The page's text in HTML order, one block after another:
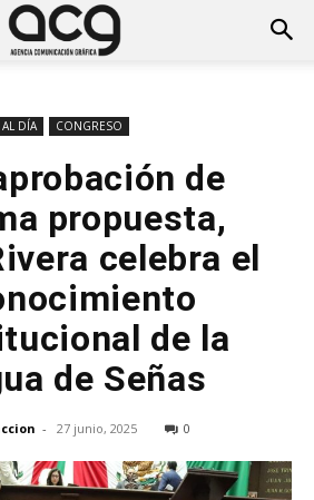
AL DÍA CONGRESO
de
propuesta,
celebra el
de la
de Señas
- 27 junio, 2025 0